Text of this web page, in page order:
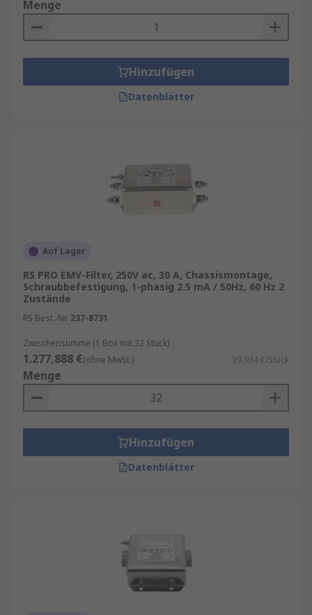
Menge
Hinzufügen
Datenblätter
Auf Lager
RS PRO EMV-Filter, 250V ac, 30 A, Chassismontage,
Schraubbefestigung, 1-phasig 2.5 mA / 50Hz, 60 Hz 2
Zustände
RS Best.-Nr. 237-8731
Zwischensumme (1 Box mit 32 Stück)
1.277,888 €(ohne MwSt.) 39,934 €/Stück
Menge
Hinzufügen
Datenblätter